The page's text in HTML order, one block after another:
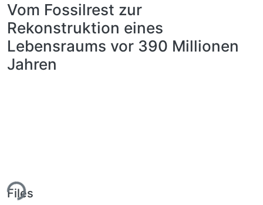
Vom Fossilrest zur
Rekonstruktion eines
Lebensraums vor 390 Millionen
Jahren
Files